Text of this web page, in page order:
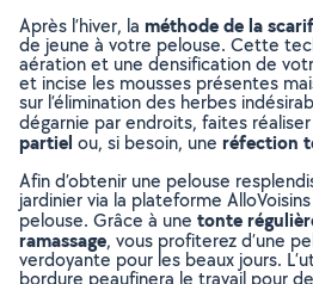
Après l’hiver, la méthode de la
de jeune à votre pelouse. Cette
aération et une densification de
et incise les mousses présentes
sur l’élimination des herbes
dégarnie par endroits, faites
partiel ou, si besoin, une réfection
Afin d’obtenir une pelouse
jardinier via la plateforme
pelouse. Grâce à une tonte
ramassage, vous profiterez d’une
verdoyante pour les beaux jours.
bordure peaufinera le travail pour